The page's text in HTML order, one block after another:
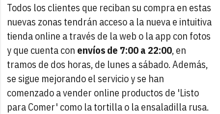
Todos los clientes que reciban su compra en estas
nuevas zonas tendrán acceso a la nueva e intuitiva
tienda online a través de la web o la app con fotos
y que cuenta con envíos de 7:00 a 22:00, en
tramos de dos horas, de lunes a sábado. Además,
se sigue mejorando el servicio y se han
comenzado a vender online productos de 'Listo
para Comer' como la tortilla o la ensaladilla rusa.